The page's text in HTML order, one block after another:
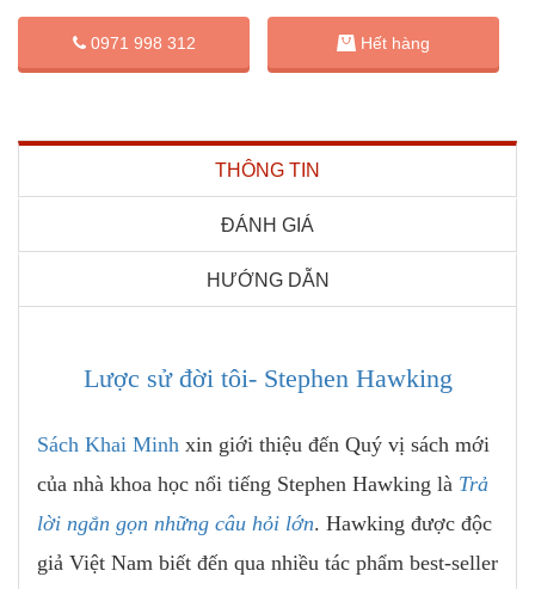
0971 998 312 Hết hàng
THÔNG TIN
ĐÁNH GIÁ
HƯỚNG DẪN
Lược sử đời tôi- Stephen Hawking
Sách Khai Minh xin giới thiệu đến Quý vị sách mới
của nhà khoa học nổi tiếng Stephen Hawking là Trả
lời ngắn gọn những câu hỏi lớn. Hawking được độc
giả Việt Nam biết đến qua nhiều tác phẩm best-seller